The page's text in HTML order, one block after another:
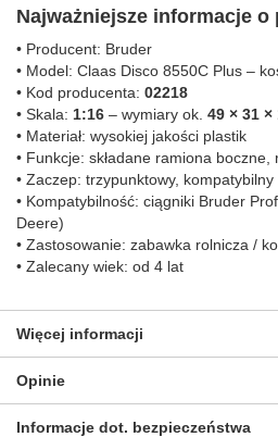
Najważniejsze informacje o
• Producent: Bruder
• Model: Claas Disco 8550C Plus –
• Kod producenta: 02218
• Skala: 1:16 – wymiary ok. 49 × 31 ×
• Materiał: wysokiej jakości plastik
• Funkcje: składane ramiona
• Zaczep: trzypunktowy,
• Kompatybilność: ciągniki Bruder
Deere)
• Zastosowanie: zabawka rolnicza /
• Zalecany wiek: od 4 lat
Więcej informacji
Opinie
Informacje dot. bezpieczeństwa